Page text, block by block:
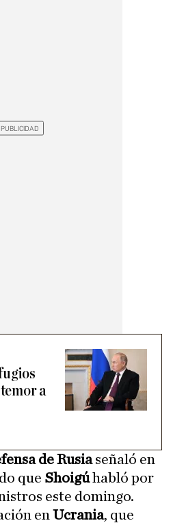
a
de Rusiaseñaló en
que Shoigúhabló por
este domingo.
en Ucrania, que